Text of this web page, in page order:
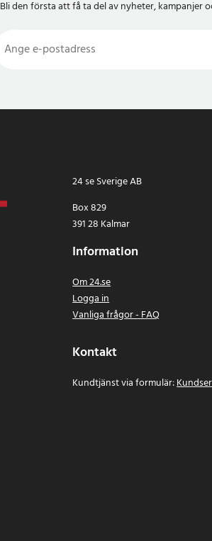
Bli den första att få ta del av nyheter, kampanjer
24 se Sverige AB
Box 829
391 28 Kalmar
Information
Om 24.se
Logga in
Vanliga frågor - FAQ
Kontakt
Kundtjänst via formulär: